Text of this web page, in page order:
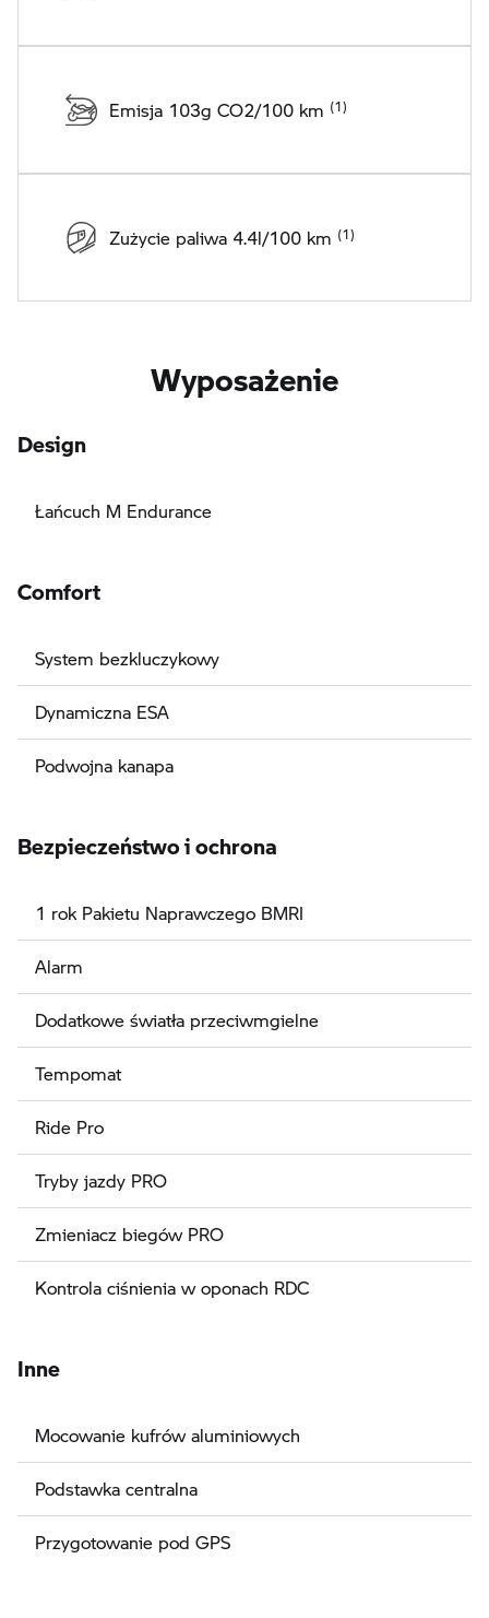
Emisja 103g CO2/100 km
Zużycie paliwa 4.4l/100 km
Wyposażenie
Design
Łańcuch M Endurance
Comfort
System bezkluczykowy
Dynamiczna ESA
Podwojna kanapa
Bezpieczeństwo i ochrona
1 rok Pakietu Naprawczego BMRI
Alarm
Dodatkowe światła przeciwmgielne
Tempomat
Ride Pro
Tryby jazdy PRO
Zmieniacz biegów PRO
Kontrola ciśnienia w oponach RDC
Inne
Mocowanie kufrów aluminiowych
Podstawka centralna
Przygotowanie pod GPS